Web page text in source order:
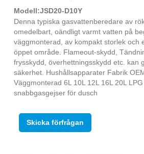
Modell:JSD20-D10Y
Denna typiska gasvattenberedare av
omedelbart, oändligt varmt vatten på
väggmonterad, av kompakt storlek och
öppet område. Flameout-skydd,
frysskydd, överhettningsskydd etc. kan
säkerhet. Hushållsapparater Fabrik
Väggmonterad 6L 10L 12L 16L 20L
snabbgasgejser för dusch
Skicka förfrågan